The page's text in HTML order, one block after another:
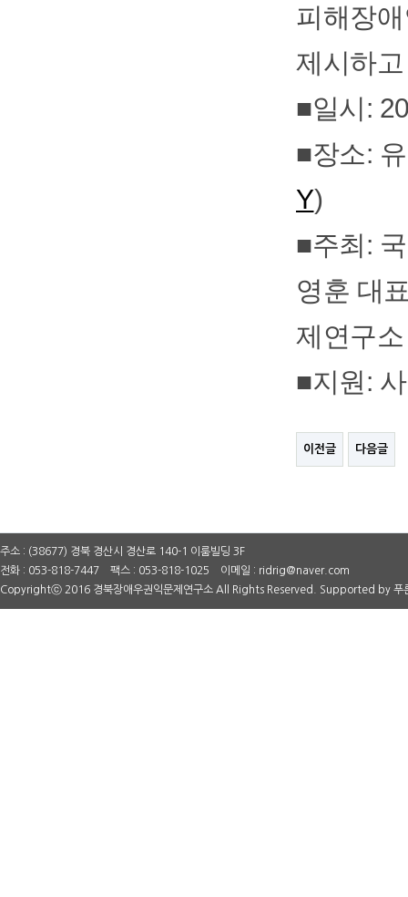
피해장
제시하
■일시:
■장소:
Y)
■주최:
영훈 대
제연구소
■지원:
이전글 다음글
주소 : (38677) 경북 경산시 경산로 140-1 이룸빌딩 3F
전화 : 053-818-7447 팩스 : 053-818-1025 이메일 : ridrig@naver.com
Copyrightⓒ 2016 경북장애우권익문제연구소 All Rights Reserved. Supported by 푸